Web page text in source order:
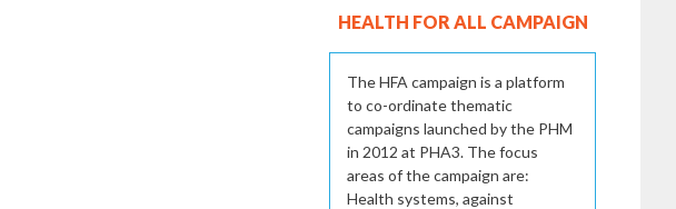
HEALTH FOR ALL CAMPAIGN
The HFA campaign is a platform
to co-ordinate thematic
campaigns launched by the PHM
in 2012 at PHA3. The focus
areas of the campaign are:
Health systems, against